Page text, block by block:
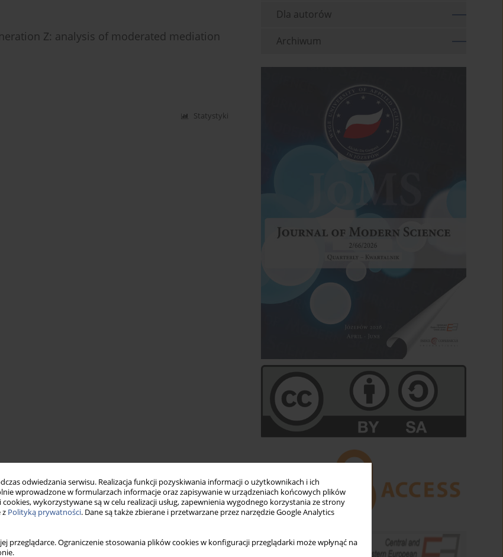
odwiedzania serwisu. Realizacja funkcji pozyskiwania informacji o użytkownikach i ich
wprowadzone w formularzach informacje oraz zapisywanie w urządzeniach końcowych plików
wykorzystywane są w celu realizacji usług, zapewnienia wygodnego korzystania ze strony
z Polityką prywatności. Dane są także zbierane i przetwarzane przez narzędzie Google Analytics
przeglądarce. Ograniczenie stosowania plików cookies w konfiguracji przeglądarki może wpłynąć na
Z: analysis of moderated mediation
Statystyki
Dla autorów
Archiwum